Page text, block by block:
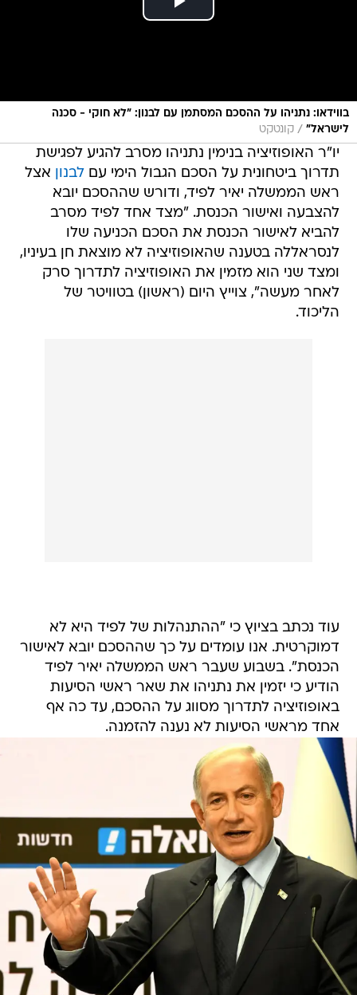
בווידאו: נתניהו על ההסכם המסתמן עם לבנון: "לא חוקי - סכנה
לישראל" / קונטקט
יו"ר האופוזיציה בנימין נתניהו מסרב להגיע לפגישת
תדרוך ביטחונית על הסכם הגבול הימי עםלבנון אצל
ראש הממשלה יאיר לפיד, ודורש שההסכם יובא
להצבעה ואישור הכנסת. "מצד אחד לפיד מסרב
להביא לאישור הכנסת את הסכם הכניעה שלו
לנסראללה בטענה שהאופוזיציה לא מוצאת חן בעיניו,
ומצד שני הוא מזמין את האופוזיציה לתדרוך סרק
לאחר מעשה", צוייץ היום (ראשון) בטוויטר של
הליכוד.
עוד נכתב בציוץ כי "ההתנהלות של לפיד היא לא
דמוקרטית. אנו עומדים על כך שההסכם יובא לאישור
הכנסת". בשבוע שעבר ראש הממשלה יאיר לפיד
הודיע כי יזמין את נתניהו את שאר ראשי הסיעות
באופוזיציה לתדרוך מסווג על ההסכם, עד כה אף
אחד מראשי הסיעות לא נענה להזמנה.